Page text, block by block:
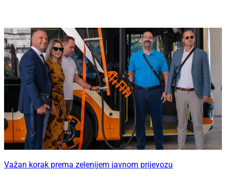
Važan korak prema zelenijem javnom prijevozu